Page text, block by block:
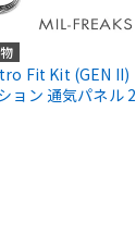
Fit Kit (GEN II)
ョン 通気パネル 2